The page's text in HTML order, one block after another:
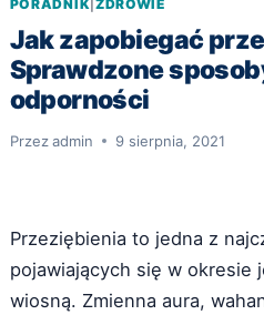
PORADNIK ZDROWIE
Jak zapobiegać
Sprawdzone
odporności
Przez admin 9 sierpnia, 2021
Przeziębienia to jedna z
pojawiających się w okresie
wiosną. Zmienna aura,